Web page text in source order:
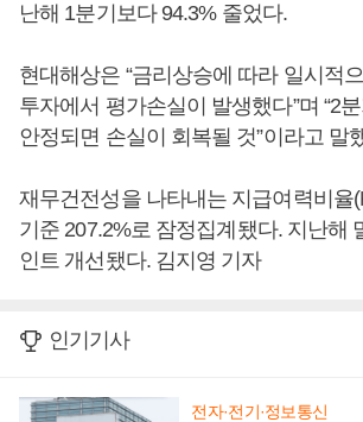
난해 1분기보다 94.3% 줄었다.
현대해상은 “금리상승에 따라 일시적
투자에서 평가손실이 발생했다”며 “2
안정되면 손실이 회복될 것”이라고 말
재무건전성을 나타내는 지급여력비율
기준 207.2%로 잠정집계됐다. 지난해
인트 개선됐다. 김지영 기자
인기기사
전자·전기·정보통신